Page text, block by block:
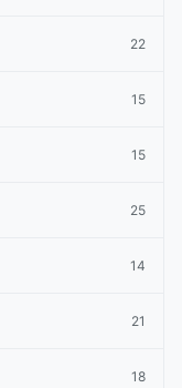
22
15
15
25
14
21
18